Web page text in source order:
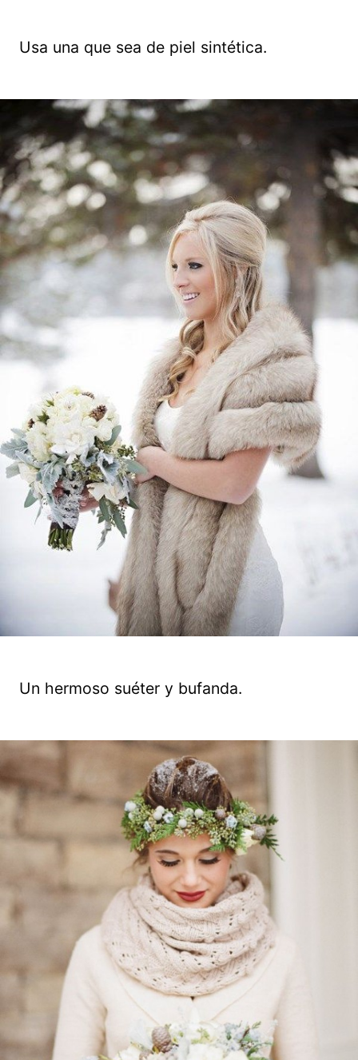
Usa una que sea de piel sintética.
Un hermoso suéter y bufanda.